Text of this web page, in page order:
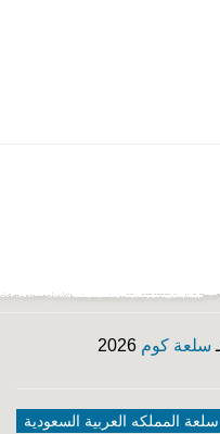
سلعة كوم
سلعة المملكه العربية السعودية